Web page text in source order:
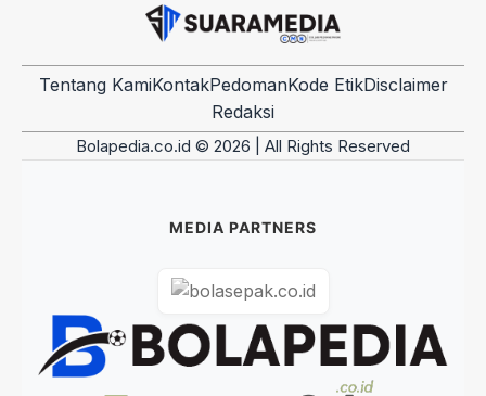
Tentang KamiKontakPedomanKode EtikDisclaimer
Redaksi
Bolapedia.co.id © 2026 | All Rights Reserved
MEDIA PARTNERS